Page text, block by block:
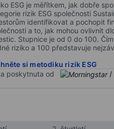
ESG je měřítkem, jak dobře
rizik ESG společnosti
identifikovat a pochopit
a to, jak mohou ovlivnit
Stupnice je od 0 do 100.
riziko a 100 představuje
si metodiku rizik ESG
poskytnuta od
/